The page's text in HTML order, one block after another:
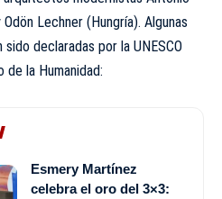
Odön Lechner (Hungría). Algunas
sido declaradas por la UNESCO
la Humanidad:
Esmery Martínez
celebra el oro del 3×3: